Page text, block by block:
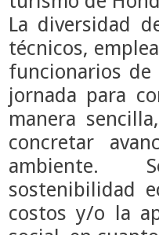
La diversidad
técnicos,
funcionarios
jornada para
manera
concretar
ambiente.
sostenibilidad
costos y/o la